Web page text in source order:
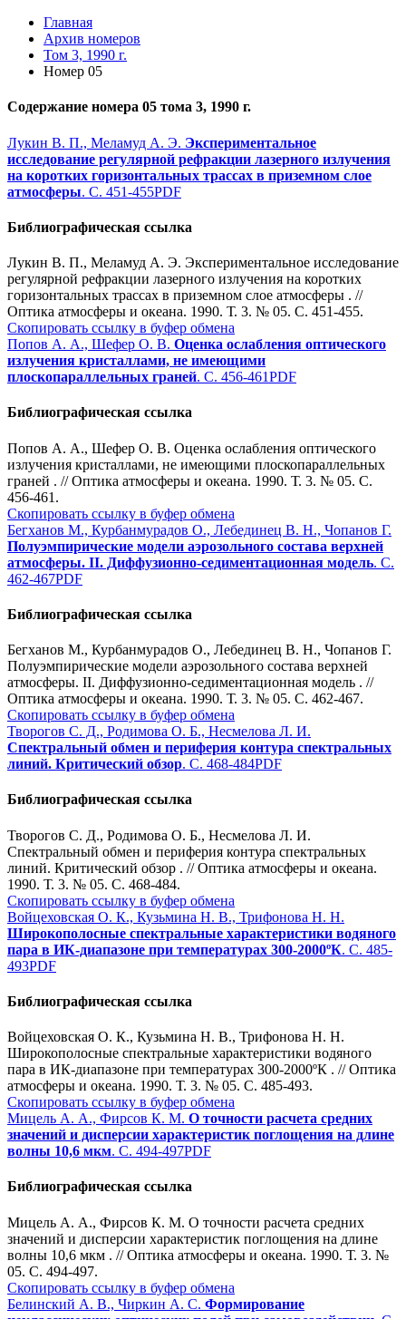
Главная
Архив номеров
Том 3, 1990 г.
Номер 05
Содержание номера 05 тома 3, 1990 г.
Лукин В. П., Меламуд А. Э. Экспериментальное
исследование регулярной рефракции лазерного излучения
на коротких горизонтальных трассах в приземном слое
атмосферы. С. 451-455PDF
Библиографическая ссылка
Лукин В. П., Меламуд А. Э. Экспериментальное исследование
регулярной рефракции лазерного излучения на коротких
горизонтальных трассах в приземном слое атмосферы . //
Оптика атмосферы и океана. 1990. Т. 3. № 05. С. 451-455.
Скопировать ссылку в буфер обмена
Попов А. А., Шефер О. В. Оценка ослабления оптического
излучения кристаллами, не имеющими
плоскопараллельных граней. С. 456-461PDF
Библиографическая ссылка
Попов А. А., Шефер О. В. Оценка ослабления оптического
излучения кристаллами, не имеющими плоскопараллельных
граней . // Оптика атмосферы и океана. 1990. Т. 3. № 05. С.
456-461.
Скопировать ссылку в буфер обмена
Бегханов М., Курбанмурадов О., Лебединец В. Н., Чопанов Г.
Полуэмпирические модели аэрозольного состава верхней
атмосферы. II. Диффузионно-седиментационная модель. С.
462-467PDF
Библиографическая ссылка
Бегханов М., Курбанмурадов О., Лебединец В. Н., Чопанов Г.
Полуэмпирические модели аэрозольного состава верхней
атмосферы. II. Диффузионно-седиментационная модель . //
Оптика атмосферы и океана. 1990. Т. 3. № 05. С. 462-467.
Скопировать ссылку в буфер обмена
Творогов С. Д., Родимова О. Б., Несмелова Л. И.
Спектральный обмен и периферия контура спектральных
линий. Критический обзор. С. 468-484PDF
Библиографическая ссылка
Творогов С. Д., Родимова О. Б., Несмелова Л. И.
Спектральный обмен и периферия контура спектральных
линий. Критический обзор . // Оптика атмосферы и океана.
1990. Т. 3. № 05. С. 468-484.
Скопировать ссылку в буфер обмена
Войцеховская О. К., Кузьмина Н. В., Трифонова Н. Н.
Широкополосные спектральные характеристики водяного
пара в ИК-диапазоне при температурах 300-2000ºК. С. 485-
493PDF
Библиографическая ссылка
Войцеховская О. К., Кузьмина Н. В., Трифонова Н. Н.
Широкополосные спектральные характеристики водяного
пара в ИК-диапазоне при температурах 300-2000ºК . // Оптика
атмосферы и океана. 1990. Т. 3. № 05. С. 485-493.
Скопировать ссылку в буфер обмена
Мицель А. А., Фирсов К. М. О точности расчета средних
значений и дисперсии характеристик поглощения на длине
волны 10,6 мкм. С. 494-497PDF
Библиографическая ссылка
Мицель А. А., Фирсов К. М. О точности расчета средних
значений и дисперсии характеристик поглощения на длине
волны 10,6 мкм . // Оптика атмосферы и океана. 1990. Т. 3. №
05. С. 494-497.
Скопировать ссылку в буфер обмена
Белинский А. В., Чиркин А. С. Формирование